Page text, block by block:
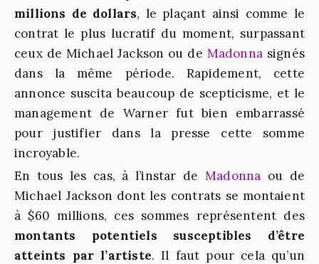
millions de dollars, le plaçant ainsi comme le
contrat le plus lucratif du moment, surpassant
ceux de Michael Jackson ou de Madonna signés
dans la même période. Rapidement, cette
annonce suscita beaucoup de scepticisme, et le
management de Warner fut bien embarrassé
pour justifier dans la presse cette somme
incroyable.
En tous les cas, à l’instar de Madonna ou de
Michael Jackson dont les contrats se montaient
à $60 millions, ces sommes représentent des
montants potentiels susceptibles d’être
atteints par l’artiste. Il faut pour cela qu’un